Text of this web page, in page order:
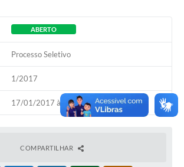
ABERTO
Processo Seletivo
1/2017
17/01/2017 às 08h00
COMPARTILHAR